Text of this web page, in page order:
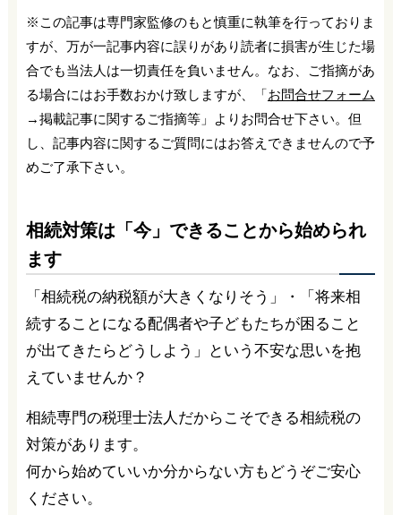
※この記事は専門家監修のもと慎重に執筆を行っておりま
すが、万が一記事内容に誤りがあり読者に損害が生じた場
合でも当法人は一切責任を負いません。なお、ご指摘があ
る場合にはお手数おかけ致しますが、「お問合せフォーム
→掲載記事に関するご指摘等」よりお問合せ下さい。但
し、記事内容に関するご質問にはお答えできませんので予
めご了承下さい。
相続対策は「今」できることから始められ
ます
「相続税の納税額が大きくなりそう」・「将来相
続することになる配偶者や子どもたちが困ること
が出てきたらどうしよう」という不安な思いを抱
えていませんか？
相続専門の税理士法人だからこそできる相続税の
対策があります。
何から始めていいか分からない方もどうぞご安心
ください。